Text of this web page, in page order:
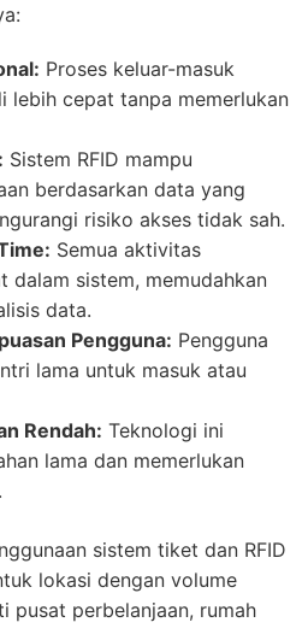
Proses keluar-masuk
lebih cepat tanpa memerlukan
Sistem RFID mampu
berdasarkan data yang
risiko akses tidak sah.
Semua aktivitas
dalam sistem, memudahkan
data.
Pengguna: Pengguna
lama untuk masuk atau
Rendah: Teknologi ini
lama dan memerlukan
sistem tiket dan RFID
lokasi dengan volume
pusat perbelanjaan, rumah